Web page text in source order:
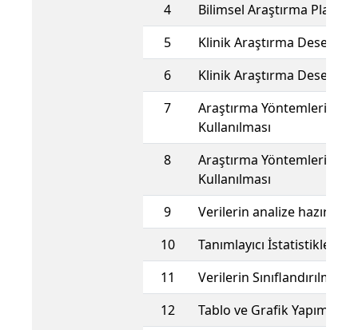
4
Bilimsel Araştırma
5
Klinik Araştırma Desenleri
6
Klinik Araştırma Desenleri
7
Araştırma Yöntemlerinin
Kullanılması
8
Araştırma Yöntemlerinin
Kullanılması
9
Verilerin analize
10
Tanımlayıcı İstatistikler
11
Verilerin Sınıflandırılması
12
Tablo ve Grafik Yapım